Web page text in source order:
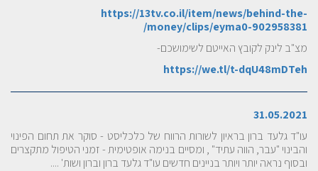
https://13tv.co.il/item/news/behind-the-
money/clips/eyma0-902958381
/
מצ"ב לינק לקובץ האייטם לשימושכם-
https://we.tl/t-dqU48mDTeh
31.05.2021
עו"ד גלעד ברון בראיון לשורות הרווח של כלכליסט - סוקר את תחום הפינוי
והבינוי "עבר, הווה עתיד" , ומסיים בנימה אופטימית - זמני הטיפול מתקצרים
ובסוף נראה יותר ויותר בניינים חדשים עו"ד גלעד ברון וברון ושות' ....